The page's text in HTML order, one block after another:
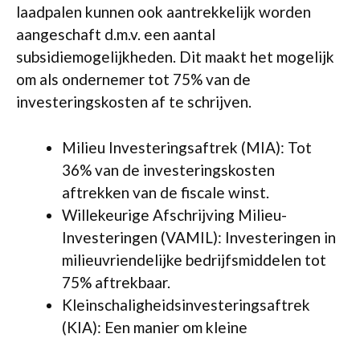
laadpalen kunnen ook aantrekkelijk worden
aangeschaft d.m.v. een aantal
subsidiemogelijkheden. Dit maakt het mogelijk
om als ondernemer tot 75% van de
investeringskosten af te schrijven.
Milieu Investeringsaftrek (MIA): Tot
36% van de investeringskosten
aftrekken van de fiscale winst.
Willekeurige Afschrijving Milieu-
Investeringen (VAMIL): Investeringen in
milieuvriendelijke bedrijfsmiddelen tot
75% aftrekbaar.
Kleinschaligheidsinvesteringsaftrek
(KIA): Een manier om kleine